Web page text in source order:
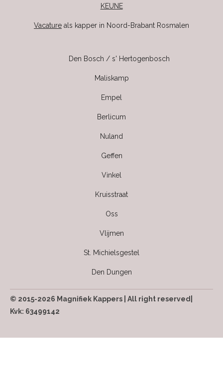
KEUNE
Vacature als kapper in Noord-Brabant Rosmalen
Den Bosch / s' Hertogenbosch
Maliskamp
Empel
Berlicum
Nuland
Geffen
Vinkel
Kruisstraat
Oss
Vlijmen
St. Michielsgestel
Den Dungen
© 2015-2026 Magnifiek Kappers | All right reserved|
Kvk: 63499142